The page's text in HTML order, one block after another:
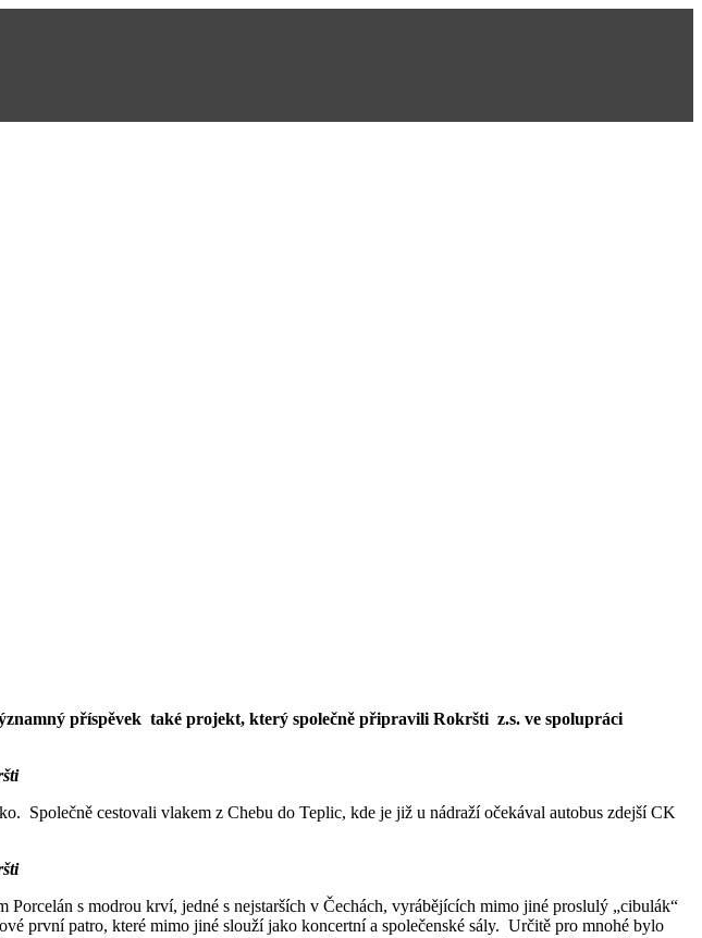
příspěvek také projekt, který společně připravili Rokršti z.s. ve spolupráci
Společně cestovali vlakem z Chebu do Teplic, kde je již u nádraží očekával autobus zdejší CK
s modrou krví, jedné s nejstarších v Čechách, vyrábějících mimo jiné proslulý „cibulák“
první patro, které mimo jiné slouží jako koncertní a společenské sály. Určitě pro mnohé bylo